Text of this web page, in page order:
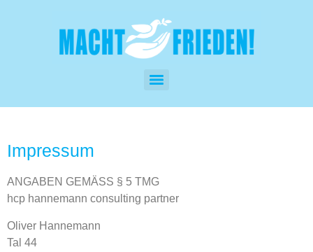
Impressum
ANGABEN GEMÄSS § 5 TMG
hcp hannemann consulting partner
Oliver Hannemann
Tal 44